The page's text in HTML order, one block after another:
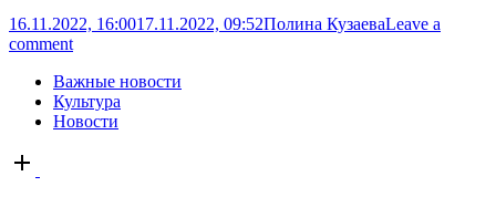
16.11.2022, 16:0017.11.2022, 09:52Полина КузаеваLeave a
comment
Важные новости
Культура
Новости
Open
post